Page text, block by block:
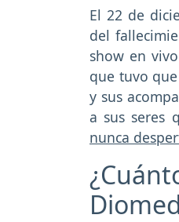
El 22 de
del
show en
que tuvo
y sus
a sus seres
nunca